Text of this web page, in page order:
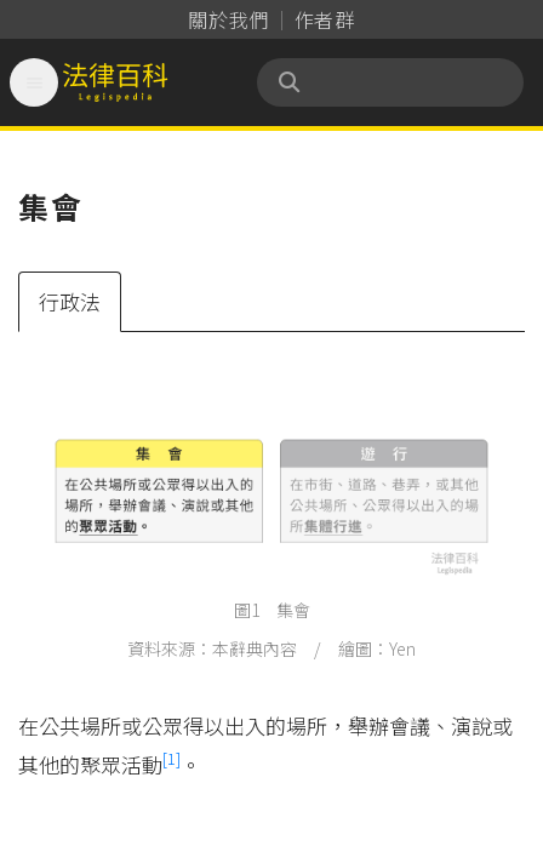
關於我們 作者群
法律百科 Legispedia
集會
行政法
圖1 集會
資料來源：本辭典內容 / 繪圖：Yen
在公共場所或公眾得以出入的場所，舉辦會議、演說或
其他的聚眾活動[1] 。